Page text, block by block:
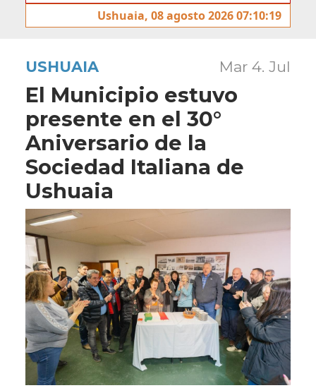
Ushuaia, 08 agosto 2026 07:10:19
USHUAIA Mar 4. Jul
El Municipio estuvo
presente en el 30°
Aniversario de la
Sociedad Italiana de
Ushuaia